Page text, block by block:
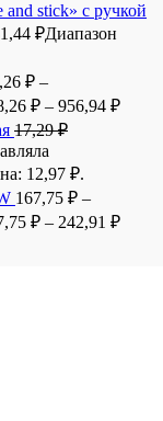
stick» с ручкой
₽Диапазон
₽ –
₽ – 956,94 ₽
17,29₽
12,97 ₽.
167,75 ₽ –
₽ – 242,91 ₽